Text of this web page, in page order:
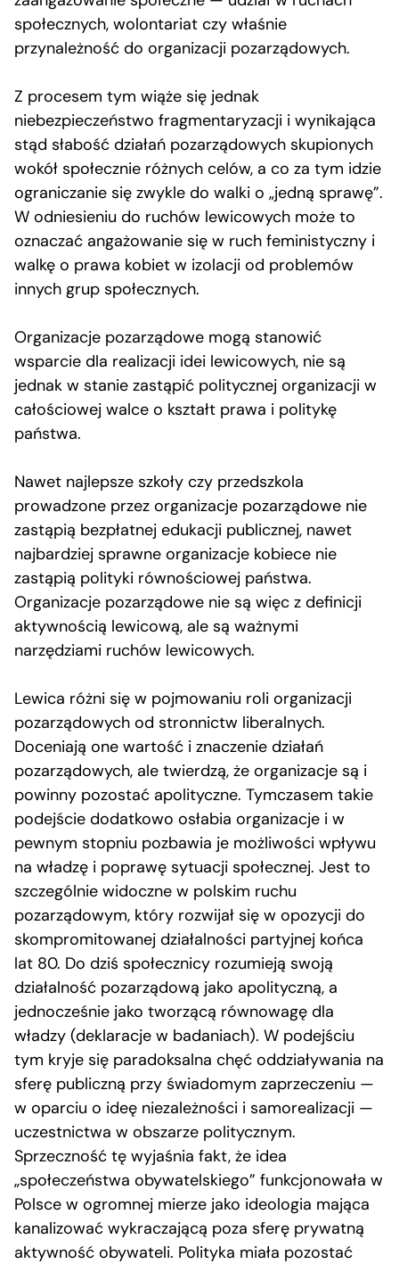
społecznych, wolontariat czy właśnie
przynależność do organizacji pozarządowych.
Z procesem tym wiąże się jednak
niebezpieczeństwo fragmentaryzacji i wynikająca
stąd słabość działań pozarządowych skupionych
wokół społecznie różnych celów, a co za tym idzie
ograniczanie się zwykle do walki o „jedną sprawę”.
W odniesieniu do ruchów lewicowych może to
oznaczać angażowanie się w ruch feministyczny i
walkę o prawa kobiet w izolacji od problemów
innych grup społecznych.
Organizacje pozarządowe mogą stanowić
wsparcie dla realizacji idei lewicowych, nie są
jednak w stanie zastąpić politycznej organizacji w
całościowej walce o kształt prawa i politykę
państwa.
Nawet najlepsze szkoły czy przedszkola
prowadzone przez organizacje pozarządowe nie
zastąpią bezpłatnej edukacji publicznej, nawet
najbardziej sprawne organizacje kobiece nie
zastąpią polityki równościowej państwa.
Organizacje pozarządowe nie są więc z definicji
aktywnością lewicową, ale są ważnymi
narzędziami ruchów lewicowych.
Lewica różni się w pojmowaniu roli organizacji
pozarządowych od stronnictw liberalnych.
Doceniają one wartość i znaczenie działań
pozarządowych, ale twierdzą, że organizacje są i
powinny pozostać apolityczne. Tymczasem takie
podejście dodatkowo osłabia organizacje i w
pewnym stopniu pozbawia je możliwości wpływu
na władzę i poprawę sytuacji społecznej. Jest to
szczególnie widoczne w polskim ruchu
pozarządowym, który rozwijał się w opozycji do
skompromitowanej działalności partyjnej końca
lat 80. Do dziś społecznicy rozumieją swoją
działalność pozarządową jako apolityczną, a
jednocześnie jako tworzącą równowagę dla
władzy (deklaracje w badaniach). W podejściu
tym kryje się paradoksalna chęć oddziaływania na
sferę publiczną przy świadomym zaprzeczeniu —
w oparciu o ideę niezależności i samorealizacji —
uczestnictwa w obszarze politycznym.
Sprzeczność tę wyjaśnia fakt, że idea
„społeczeństwa obywatelskiego” funkcjonowała w
Polsce w ogromnej mierze jako ideologia mająca
kanalizować wykraczającą poza sferę prywatną
aktywność obywateli. Polityka miała pozostać